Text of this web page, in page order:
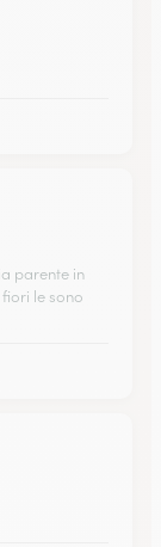
parente in
le sono